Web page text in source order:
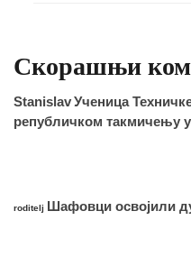
Скорашњи
StanislavУченица
републичком такмичењу у
roditelj Шафовци освојили